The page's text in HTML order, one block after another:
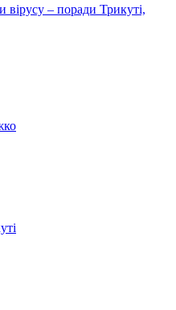
вірусу – поради Трикуті,